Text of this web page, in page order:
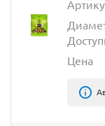
Цена